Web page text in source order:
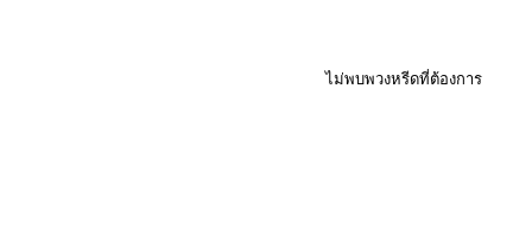
ไม่พบพวงหรีดที่ต้องการ